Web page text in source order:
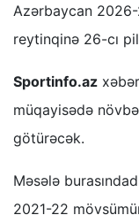
Azərbaycan
reytinqinə 26-cı
Sportinfo.az
müqayisədə
götürəcək.
Məsələ
2021-22